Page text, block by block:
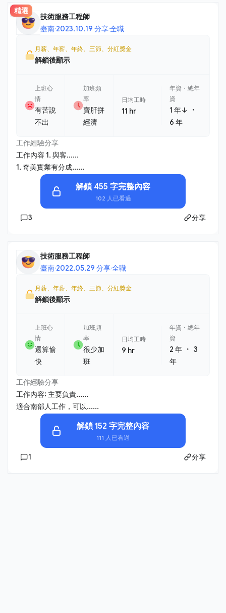
精選
技術服務工程師
臺南·2023.10.19 分享·全職
月薪、年薪、年終、三節、分紅獎金
解鎖後顯示
上班心
情
有苦說
不出
加班頻
率
賣肝拼
經濟
日均工時
11 hr
年資・總年
資
1 年↓ ・
6 年
工作經驗分享
工作內容 1. 與客......
1. 奇美實業有分成......
解鎖 455 字完整內容
102 人已看過
3 分享
技術服務工程師
臺南·2022.05.29 分享·全職
月薪、年薪、年終、三節、分紅獎金
解鎖後顯示
上班心
情
還算愉
快
加班頻
率
很少加
班
日均工時
9 hr
年資・總年
資
2 年 ・3
年
工作經驗分享
工作內容: 主要負責......
適合南部人工作，可以......
解鎖 152 字完整內容
111 人已看過
1 分享